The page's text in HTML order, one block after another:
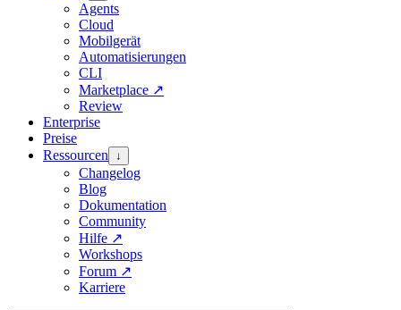
Agents
Cloud
Mobilgerät
Automatisierungen
CLI
Marketplace ↗
Review
Enterprise
Preise
Ressourcen
↓
Changelog
Blog
Dokumentation
Community
Hilfe ↗
Workshops
Forum ↗
Karriere